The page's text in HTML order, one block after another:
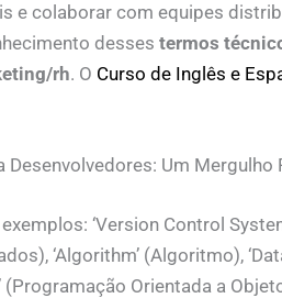
e colaborar com equipes
desses termos
rh. O Curso de Inglês e
Desenvolvedores: Um Mergulho
‘Version Control
‘Algorithm’ (Algoritmo),
Orientada a